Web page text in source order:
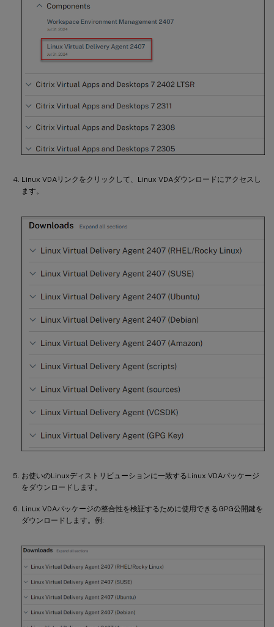
Linux VDAリンクをクリックして、Linux VDAダウンロードにアクセスし
ます。
お使いのLinuxディストリビューションに一致するLinux VDAパッケージ
をダウンロードします。
Linux VDAパッケージの整合性を検証するために使用できるGPG公開鍵を
ダウンロードします。例: